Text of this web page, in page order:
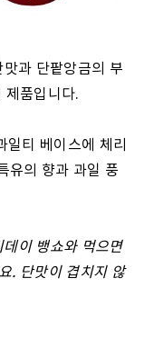
맛과 단팥앙금의 부
제품입니다.
일티 베이스에 체리
유의 향과 과일 풍
이 뱅쇼와 먹으면
. 단맛이 겹치지 않